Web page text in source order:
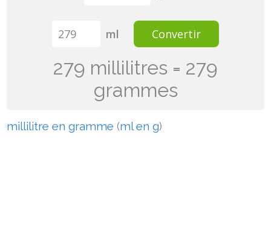
ml Convertir
279 millilitres = 279
grammes
millilitre en gramme (ml en g)